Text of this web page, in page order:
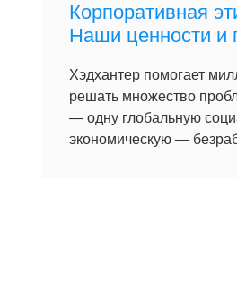
Корпоративная
Наши ценности и
Хэдхантер помогает
решать множество
— одну глобальную
экономическую —